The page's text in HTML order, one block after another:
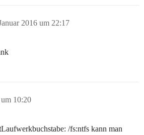
2016 um 22:17
10:20
Laufwerkbuchstabe: /fs:ntfs kann man